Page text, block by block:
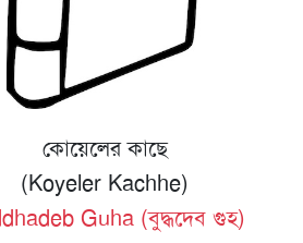
কোয়েলের কাছে
(Koyeler Kachhe)
Guha (বুদ্ধদেব গুহ)